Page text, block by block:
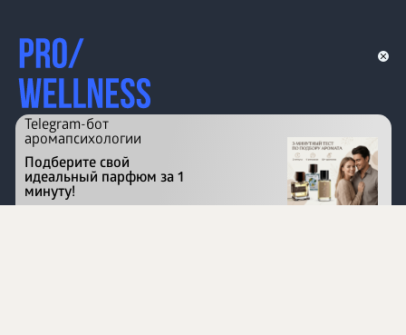
Перейти на сайт
Telegram-бот
аромапсихологии
Подберите свой
идеальный парфюм за 1
минуту!